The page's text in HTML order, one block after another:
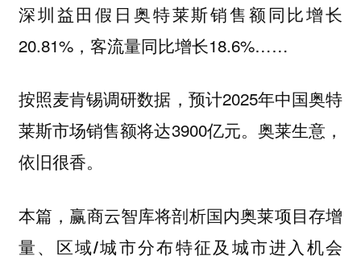
深圳益田假日奥特莱斯销售额同比增长
20.81%，客流量同比增长18.6%……
按照麦肯锡调研数据，预计2025年中国奥特
莱斯市场销售额将达3900亿元。奥莱生意，
依旧很香。
本篇，赢商云智库将剖析国内奥莱项目存增
量、区域/城市分布特征及城市进入机会